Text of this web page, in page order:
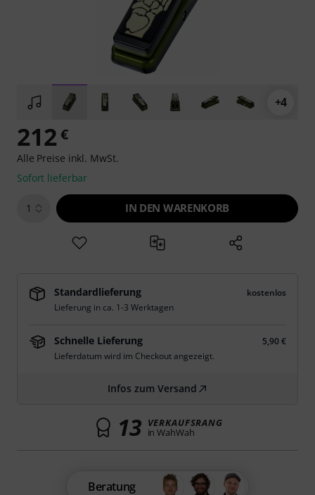
+4
212 €
Alle Preise inkl. MwSt.
Sofort lieferbar
1 IN DEN WARENKORB
Standardlieferung
kostenlos
Lieferung in ca. 1-3 Werktagen
Schnelle Lieferung
5,90 €
Lieferdatum wird im Checkout angezeigt.
Infos zum Versand
13 VERKAUFSRANG
in WahWah
Beratung